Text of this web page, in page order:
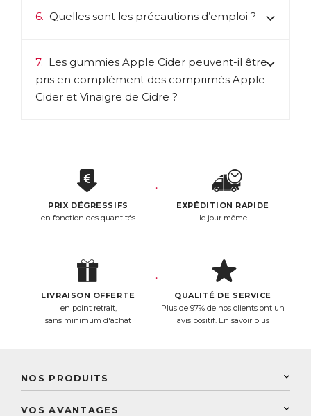
6. Quelles sont les précautions d’emploi ?
7. Les gummies Apple Cider peuvent-il être
pris en complément des comprimés Apple
Cider et Vinaigre de Cidre ?
PRIX DÉGRESSIFS
en fonction des quantités
EXPÉDITION RAPIDE
le jour même
LIVRAISON OFFERTE
en point retrait,
sans minimum d'achat
QUALITÉ DE SERVICE
Plus de 97% de nos clients ont un
avis positif. En savoir plus
NOS PRODUITS
VOS AVANTAGES